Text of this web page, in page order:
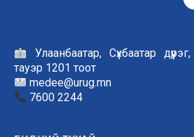
Улаанбаатар, Сүхбаатар
тауэр 1201 тоот
medee@urug.mn
7600 2244